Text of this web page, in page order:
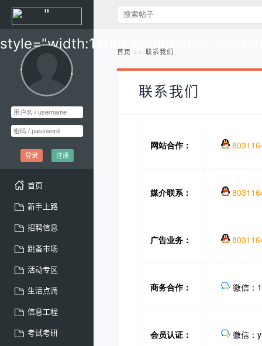
"
10px;" >
登录 注册
首页
新手上路
招聘信息
跳蚤市场
活动专区
生活点滴
信息工程
考试考研
首页 联系我们
联系我们